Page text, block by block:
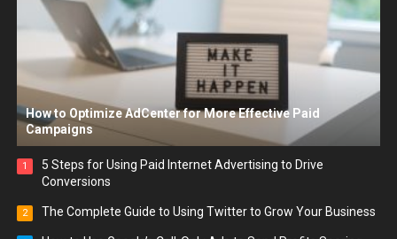
How to Optimize AdCenter for More Effective Paid
Campaigns
1
5 Steps for Using Paid Internet Advertising to Drive
Conversions
2 The Complete Guide to Using Twitter to Grow Your Business